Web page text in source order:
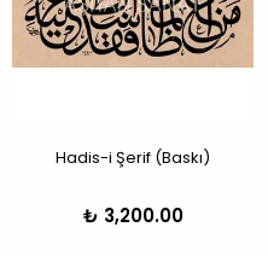
Hadis-i Şerif (Baskı)
₺ 3,200.00